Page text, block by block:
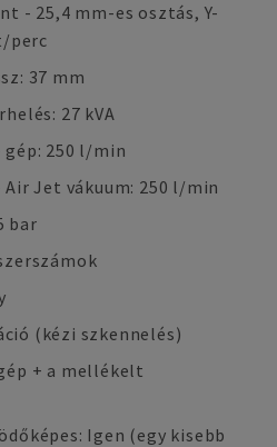
- 25,4 mm-es osztás, Y-
perc
37 mm
27 kVA
250 l/min
Jet vákuum: 250 l/min
bar
(kézi szkennelés)
+ a mellékelt
Igen (egy kisebb